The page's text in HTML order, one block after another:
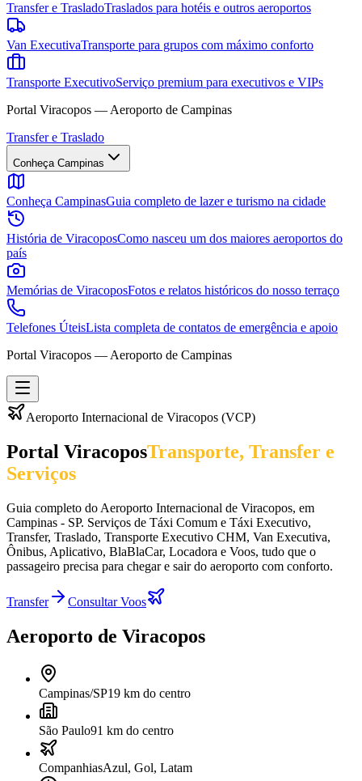
Transfer e TrasladoTraslados para hotéis e outros aeroportos
Van ExecutivaTransporte para grupos com máximo conforto
Transporte ExecutivoServiço premium para executivos e VIPs
Portal Viracopos — Aeroporto de Campinas
Transfer e Traslado
Conheça Campinas
Conheça CampinasGuia completo de lazer e turismo na cidade
História de ViracoposComo nasceu um dos maiores aeroportos do
país
Memórias de ViracoposFotos e relatos históricos do nosso terraço
Telefones ÚteisLista completa de contatos de emergência e apoio
Portal Viracopos — Aeroporto de Campinas
Aeroporto Internacional de Viracopos (VCP)
Portal ViracoposTransporte, Transfer e
Serviços
Guia completo do Aeroporto Internacional de Viracopos, em
Campinas - SP. Serviços de Táxi Comum e Táxi Executivo,
Transfer, Traslado, Transporte Executivo CHM, Van Executiva,
Ônibus, Aplicativo, BlaBlaCar, Locadora e Voos, tudo que o
passageiro precisa para chegar e sair do aeroporto com conforto.
Transfer Consultar Voos
Aeroporto de Viracopos
Campinas/SP19 km do centro
São Paulo91 km do centro
CompanhiasAzul, Gol, Latam